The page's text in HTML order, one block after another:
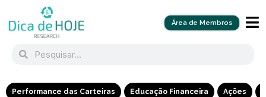
Área de Membros
Performance das Carteiras Educação Financeira Ações